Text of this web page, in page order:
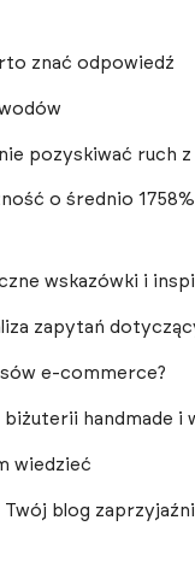
znać odpowiedź
pozyskiwać ruch
o średnio
wskazówki i
zapytań
e-commerce?
biżuterii handmade
wiedzieć
blog